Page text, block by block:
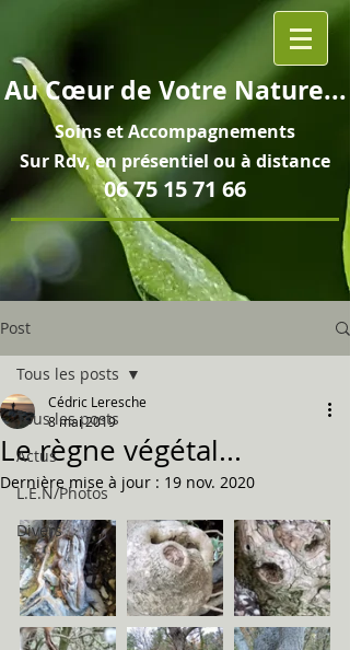
AuCœurde Votre Nature...
Soins etAccompagnements
Sur Rdv, en présentiel ou à distance
06 75 15 71 66
Post
Tous les posts
Actus
L.E.N/Photos
Divers
Tous les posts
Le règne végétal...
Cédric Leresche
8 mai 2019
Dernière mise à jour : 19 nov. 2020